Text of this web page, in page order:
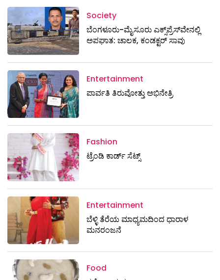
Society
ಬೆಂಗಳೂರು-ಮೈಸೂರು ಎಕ್ಸ್​ಪ್ರೆಸ್‌ವೇನಲ್ಲಿ
ಅಪಘಾತ: ಚಾಲಕ, ಕಂಡಕ್ಟರ್ ಸಾವು
Entertainment
ಪಾರ್ವತಿ ತಿರುವೋತ್ತು ಅಭಿನೇತ್ರಿ
Fashion
ಟ್ರೆಂಡಿ ಕಾರ್ಡ್‌ ಸೆಟ್ಸ್
Entertainment
ಬೆಳ್ಳಿ ತೆರೆಯ ಮಾಧ್ಯಮದಿಂದ ಧಾರಾಳ
ಮನರಂಜನೆ
Food